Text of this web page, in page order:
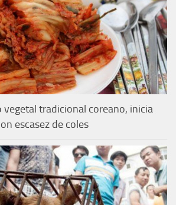
vegetal tradicional coreano, inicia
escasez de coles